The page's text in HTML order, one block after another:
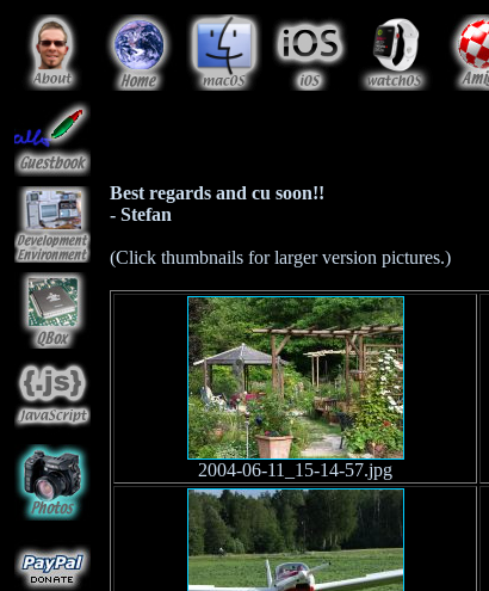
Best regards and cu soon!!
- Stefan
(Click thumbnails for larger version pictures.)
2004-06-11_15-14-57.jpg